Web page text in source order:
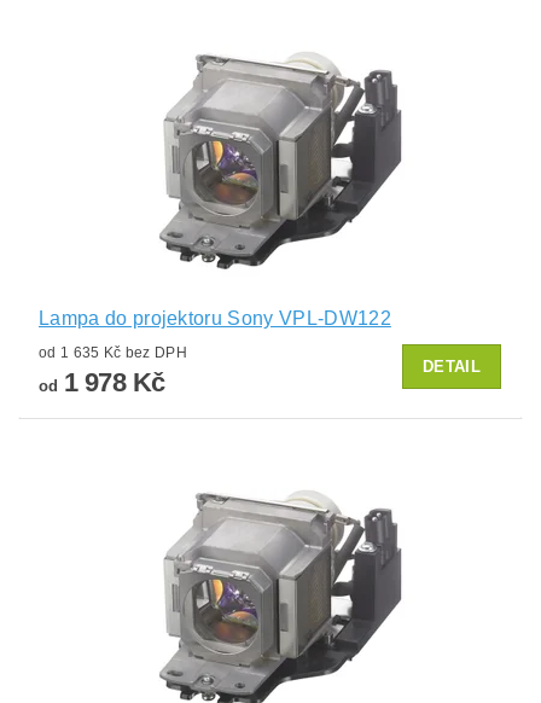
Lampa do projektoru Sony VPL-DW122
od 1 635 Kč bez DPH
od 1 978 Kč
DETAIL